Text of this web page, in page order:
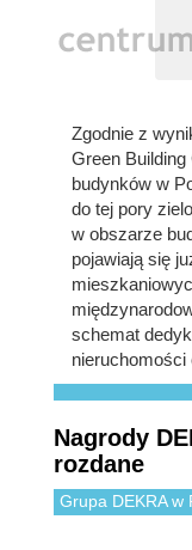
Zgodnie z
Green
budynków w
do tej pory
w obszarze
pojawiają się
schemat
Nagrody
rozdane
Grupa DEKRA w